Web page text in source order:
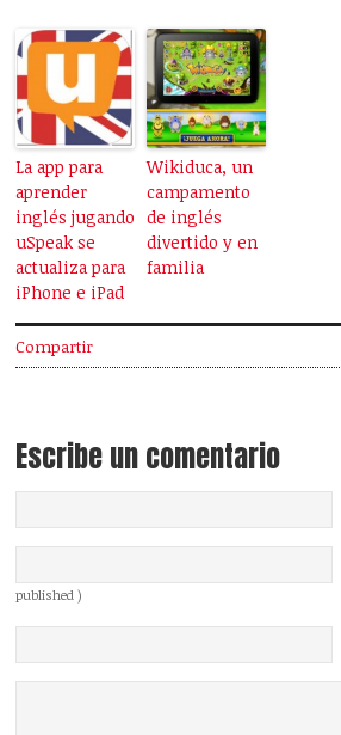
La app para
aprender
inglés jugando
uSpeak se
actualiza para
iPhone e iPad
Wikiduca, un
campamento
de inglés
divertido y en
familia
Compartir
Escribe un comentario
published )